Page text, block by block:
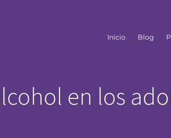
Inicio Blog
en los